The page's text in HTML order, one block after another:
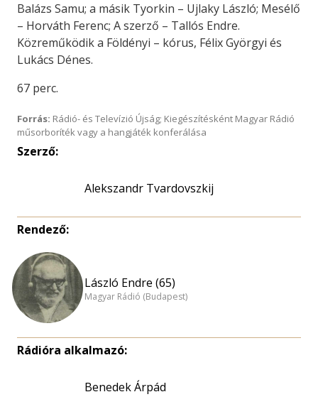
Balázs Samu; a másik Tyorkin – Ujlaky László; Mesélő
– Horváth Ferenc; A szerző – Tallós Endre.
Közreműködik a Földényi – kórus, Félix Györgyi és
Lukács Dénes.
67 perc.
Forrás: Rádió- és Televízió Újság; Kiegészítésként Magyar Rádió
műsorboríték vagy a hangjáték konferálása
Szerző:
Alekszandr Tvardovszkij
Rendező:
László Endre (65)
Magyar Rádió (Budapest)
Rádióra alkalmazó:
Benedek Árpád